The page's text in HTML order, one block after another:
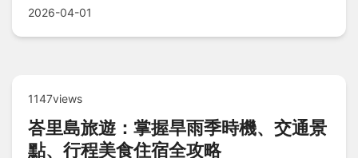
2026-04-01
1147views
峇里島旅遊：掌握旱雨季時機、交通景
點、行程美食住宿全攻略